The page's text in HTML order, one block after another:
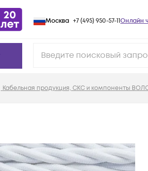
Москва +7 (495) 950-57-11Онлайн
Кабельная продукция, СКС и компоненты